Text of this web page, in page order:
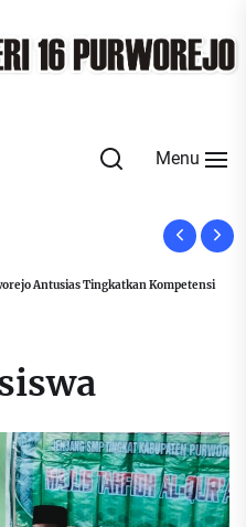
Menu
Antusias Tingkatkan Kompetensi